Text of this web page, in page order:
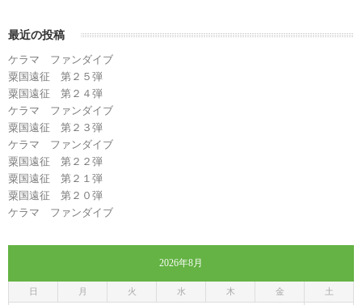
最近の投稿
ケラマ ファンダイブ
粟国遠征 第２５弾
粟国遠征 第２４弾
ケラマ ファンダイブ
粟国遠征 第２３弾
ケラマ ファンダイブ
粟国遠征 第２２弾
粟国遠征 第２１弾
粟国遠征 第２０弾
ケラマ ファンダイブ
2026年8月
日 月 火 水 木 金 土